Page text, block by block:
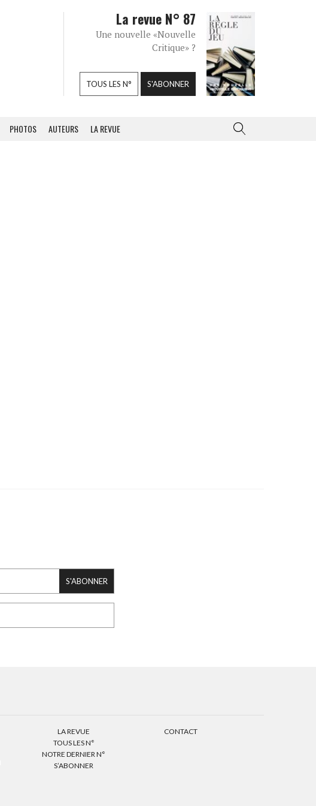
La revue N° 87
Une nouvelle «Nouvelle
Critique» ?
TOUS LES N° S'ABONNER
PHOTOS AUTEURS LA REVUE
S'ABONNER
LA REVUE
TOUS LES N°
NOTRE DERNIER N°
S’ABONNER
CONTACT